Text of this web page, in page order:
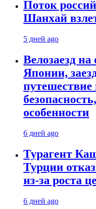
Поток
Шанхай
5 дней ago
Велозаезд
Японии,
путешествие
особенности
6 дней ago
Турагент
Турции
из-за роста
6 дней ago